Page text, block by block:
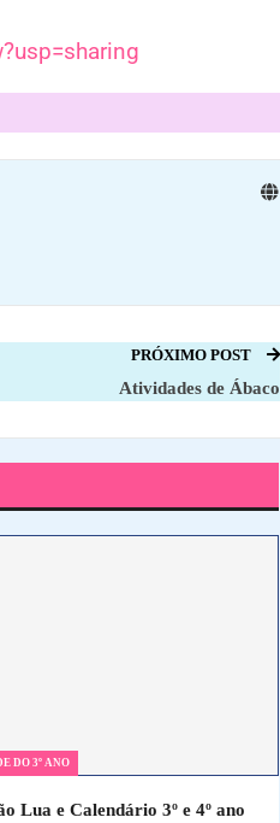
PRÓXIMO POST
Atividades de Ábaco
DO 3º ANO
Lua e Calendário 3º e 4º ano